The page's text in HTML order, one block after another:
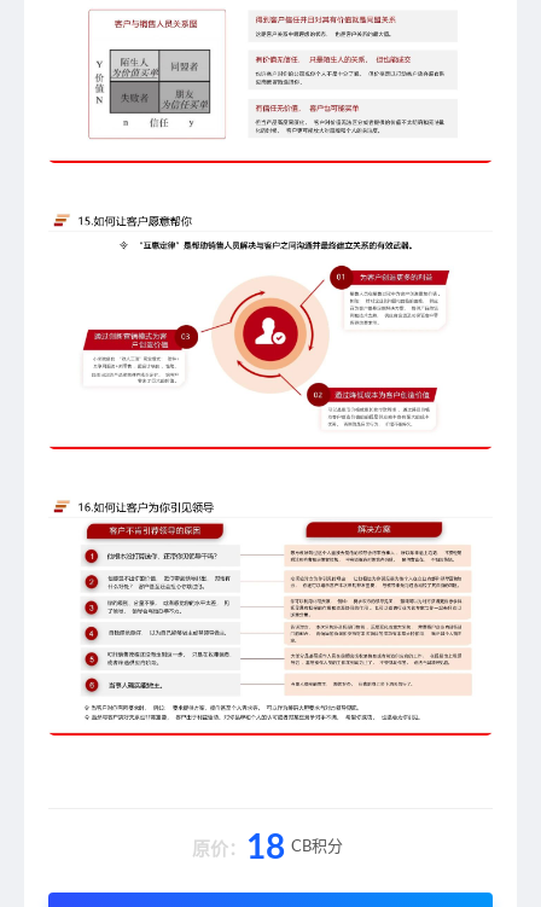
原价： 18 CB积分